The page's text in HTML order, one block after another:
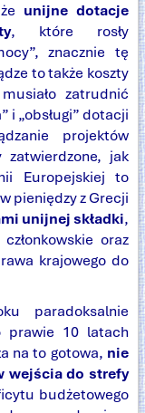
unijne dotacje
, które rosły
znacznie tę
to także koszty
zatrudnić
i „obsługi” dotacji
projektów
jak
Europejskiej to
pieniędzy z Grecji
unijnej składki,
oraz
krajowego do
paradoksalnie
prawie 10 latach
na to gotowa, nie
wejścia do strefy
budżetowego